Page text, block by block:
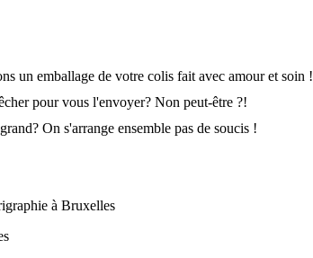
un emballage de votre colis fait avec amour et soin !
pour vous l'envoyer? Non peut-être ?!
On s'arrange ensemble pas de soucis !
à Bruxelles